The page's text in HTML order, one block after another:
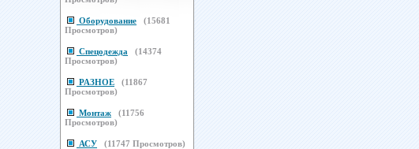
Оборудование (15681
Просмотров)
Спецодежда (14374
Просмотров)
РАЗНОЕ (11867
Просмотров)
Монтаж (11756
Просмотров)
АСУ (11747 Просмотров)